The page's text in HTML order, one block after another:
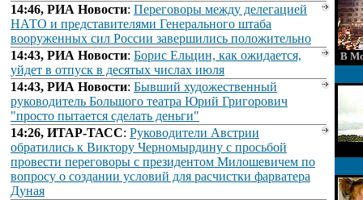
14:46, РИА Новости: Переговоры между делегацией
НАТО и представителями Генерального штаба
вооруженных сил России завершились положительно
14:43, РИА Новости: Борис Ельцин, как ожидается,
уйдет в отпуск в десятых числах июля
14:43, РИА Новости: Бывший художественный
руководитель Большого театра Юрий Григорович
"просто пытается сделать деньги"
14:26, ИТАР-ТАСС: Руководители Австрии
обратились к Виктору Черномырдину с просьбой
провести переговоры с президентом Милошевичем по
вопросу о создании условий для расчистки фарватера
Дуная
В